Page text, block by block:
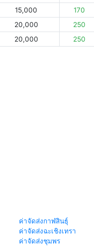
15,000
170
20,000
250
20,000 250
ค่าจัดส่งกาฬสินธุ์
ค่าจัดส่งฉะเชิงเทรา
ค่าจัดส่งชุมพร